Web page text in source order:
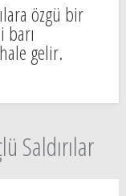
özgü bir
gelir.
Saldırılar